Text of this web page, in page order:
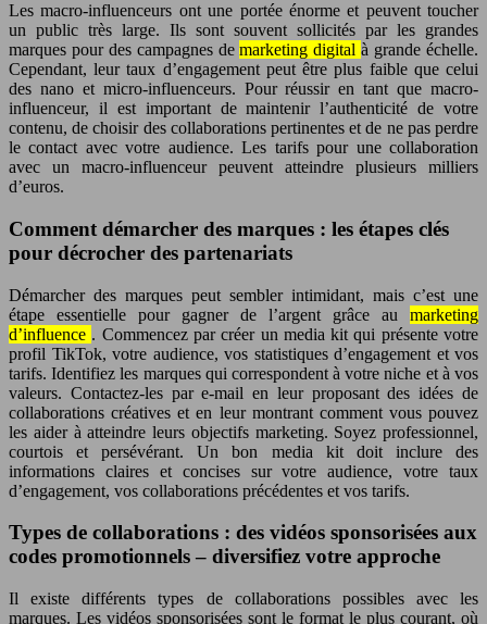
Les macro-influenceurs ont une portée énorme et peuvent toucher
un public très large. Ils sont souvent sollicités par les grandes
marques pour des campagnes demarketing digitalà grande échelle.
Cependant, leur taux d’engagement peut être plus faible que celui
des nano et micro-influenceurs. Pour réussir en tant que macro-
influenceur, il est important de maintenir l’authenticité de votre
contenu, de choisir des collaborations pertinentes et de ne pas perdre
le contact avec votre audience. Les tarifs pour une collaboration
avec un macro-influenceur peuvent atteindre plusieurs milliers
d’euros.
Comment démarcher des marques : les étapes clés
pour décrocher des partenariats
Démarcher des marques peut sembler intimidant, mais c’est une
étape essentielle pour gagner de l’argent grâce au marketing
d’influence . Commencez par créer un media kit qui présente votre
profil TikTok, votre audience, vos statistiques d’engagement et vos
tarifs. Identifiez les marques qui correspondent à votre niche et à vos
valeurs. Contactez-les par e-mail en leur proposant des idées de
collaborations créatives et en leur montrant comment vous pouvez
les aider à atteindre leurs objectifs marketing. Soyez professionnel,
courtois et persévérant. Un bon media kit doit inclure des
informations claires et concises sur votre audience, votre taux
d’engagement, vos collaborations précédentes et vos tarifs.
Types de collaborations : des vidéos sponsorisées aux
codes promotionnels – diversifiez votre approche
Il existe différents types de collaborations possibles avec les
marques. Les vidéos sponsorisées sont le format le plus courant, où